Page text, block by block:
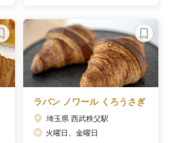
ラパン ノワール くろうさぎ
埼玉県 西武秩父駅
火曜日、金曜日